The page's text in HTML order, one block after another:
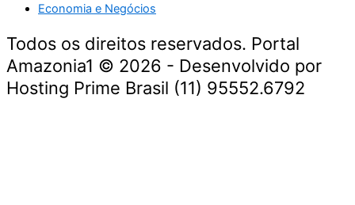
Economia e Negócios
Todos os direitos reservados. Portal
Amazonia1 © 2026 - Desenvolvido por
Hosting Prime Brasil (11) 95552.6792